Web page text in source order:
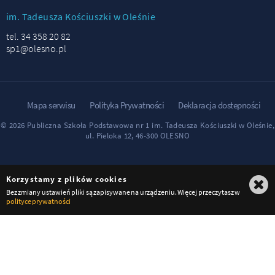
im. Tadeusza Kościuszki w Oleśnie
tel. 34 358 20 82
sp1@olesno.pl
Mapa serwisu Polityka Prywatności Deklaracja dostepności
© 2026 Publiczna Szkoła Podstawowa nr 1 im. Tadeusza Kościuszki w Oleśnie,
ul. Pieloka 12, 46-300 OLESNO
Korzystamy z plików cookies
Bez zmiany ustawień pliki są zapisywane na urządzeniu. Więcej przeczytasz w
polityce prywatności